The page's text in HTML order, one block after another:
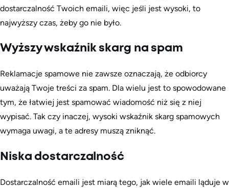
dostarczalność Twoich emaili, więc jeśli jest wysoki, to
najwyższy czas, żeby go nie było.
Wyższy wskaźnik skarg na spam
Reklamacje spamowe nie zawsze oznaczają, że odbiorcy
uważają Twoje treści za spam. Dla wielu jest to spowodowane
tym, że łatwiej jest spamować wiadomość niż się z niej
wypisać. Tak czy inaczej, wysoki wskaźnik skarg spamowych
wymaga uwagi, a te adresy muszą zniknąć.
Niska dostarczalność
Dostarczalność emaili jest miarą tego, jak wiele emaili ląduje w